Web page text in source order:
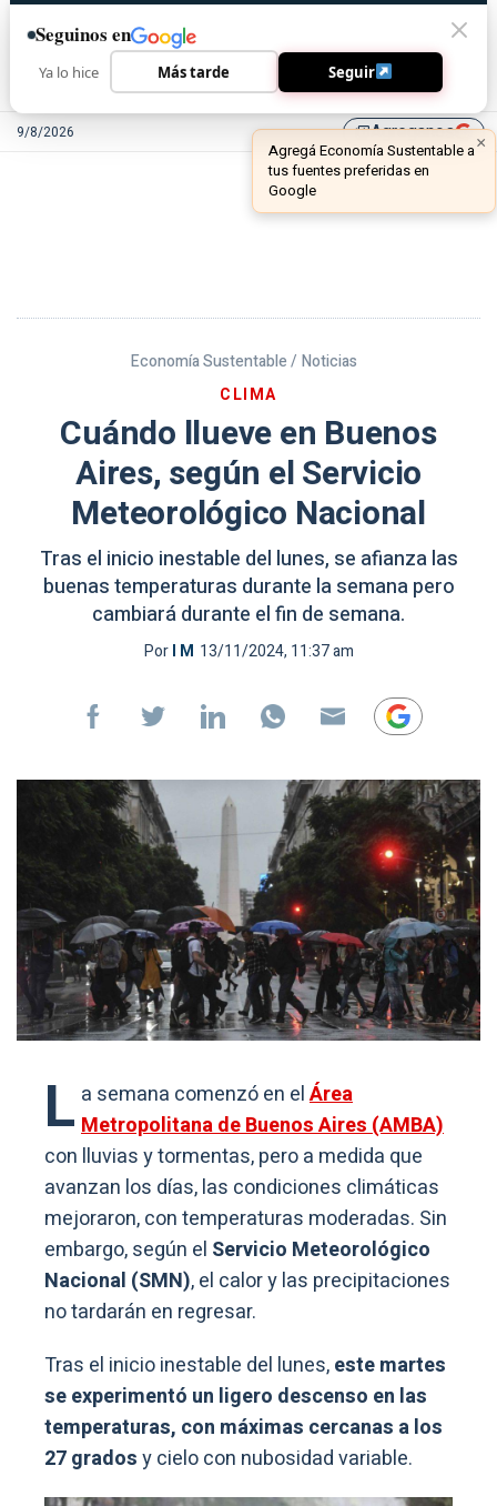
9/8/2026 library_addAgreganos
Economía Sustentable / Noticias
CLIMA
Cuándo llueve en Buenos
Aires, según el Servicio
Meteorológico Nacional
Tras el inicio inestable del lunes, se afianza las
buenas temperaturas durante la semana pero
cambiará durante el fin de semana.
PorI M 13/11/2024, 11:37 am
L a semana comenzó en elÁrea
Metropolitana de Buenos Aires (AMBA)
con lluvias y tormentas, pero a medida que
avanzan los días, las condiciones climáticas
mejoraron, con temperaturas moderadas. Sin
embargo, según el Servicio Meteorológico
Nacional (SMN), el calor y las precipitaciones
no tardarán en regresar.
Tras el inicio inestable del lunes,este martes
se experimentó un ligero descenso en las
temperaturas, con máximas cercanas a los
27 gradosy cielo con nubosidad variable.
Seguinos en
Ya lo hice Más tarde Seguir